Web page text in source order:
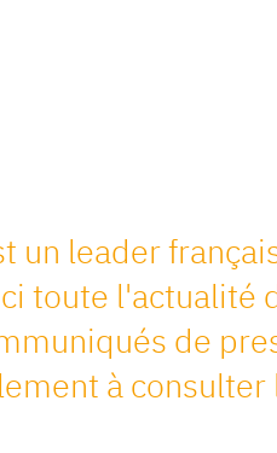
un leader
toute l'actualité
de
à